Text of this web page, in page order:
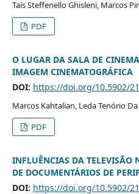
Taís Steffenello Ghisleni, Marcos
PDF
O LUGAR DA SALA DE
IMAGEM CINEMATOGRÁFICA
DOI: https://doi.org/10.5902/
Marcos Kahtalian, Leda Tenório
PDF
INFLUÊNCIAS DA TELEVISÃO
DE DOCUMENTÁRIOS DE
DOI: https://doi.org/10.5902/